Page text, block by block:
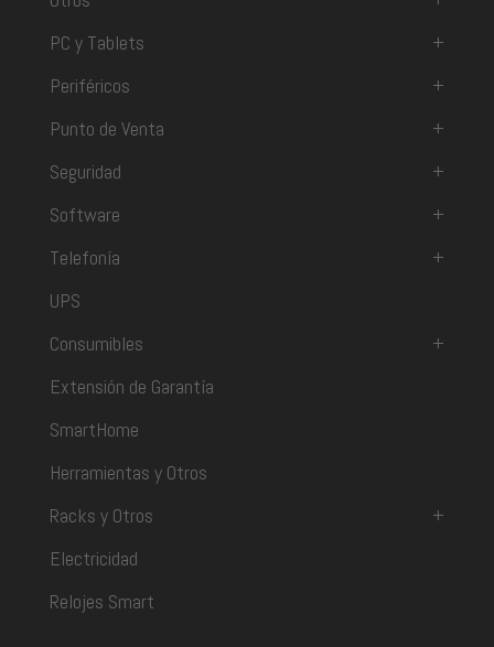
PC y Tablets
+
Periféricos
+
Punto de Venta
+
Seguridad
+
Software
+
Telefonía
+
UPS
Consumibles
+
Extensión de Garantía
SmartHome
Herramientas y Otros
Racks y Otros
+
Electricidad
Relojes Smart